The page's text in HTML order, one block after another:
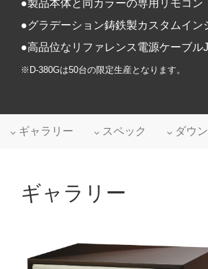
●製品本体と同カラーの専用リモコン
●グラデーション鋳鉄製カスタムイン
●高品位なリファレンス電源ケーブル
※D-380Gは50台の限定生産となります。
ギャラリー スペック ダウ
ギャラリー